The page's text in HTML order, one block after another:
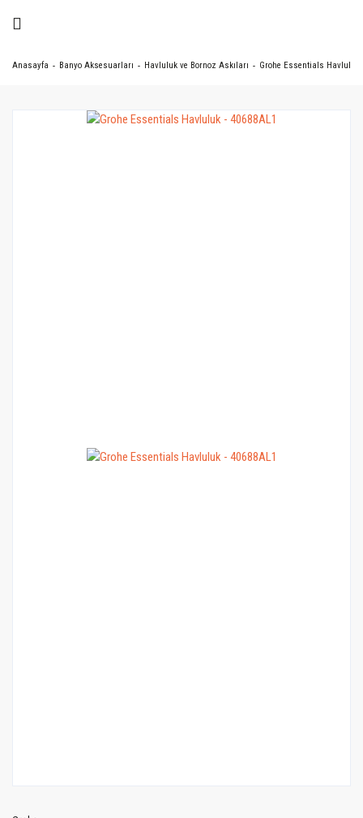
Anasayfa Banyo Aksesuarları Havluluk ve Bornoz Askıları Grohe Essentials Havluluk